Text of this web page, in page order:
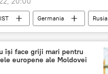
Germania
Rusia
reînarmare
își face griji mari pentru
europene ale Moldovei